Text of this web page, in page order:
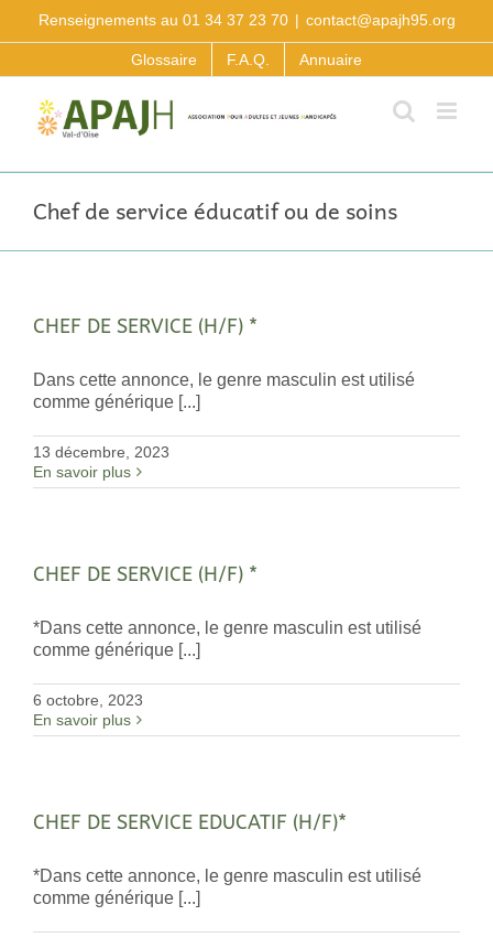
Renseignements au 01 34 37 23 70 | contact@apajh95.org
Glossaire F.A.Q. Annuaire
Chef de service éducatif ou de soins
CHEF DE SERVICE (H/F) *
Dans cette annonce, le genre masculin est utilisé
comme générique [...]
13 décembre, 2023
En savoir plus
CHEF DE SERVICE (H/F) *
*Dans cette annonce, le genre masculin est utilisé
comme générique [...]
6 octobre, 2023
En savoir plus
CHEF DE SERVICE EDUCATIF (H/F)*
*Dans cette annonce, le genre masculin est utilisé
comme générique [...]